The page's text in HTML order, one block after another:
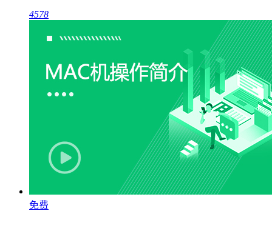
4578
免费